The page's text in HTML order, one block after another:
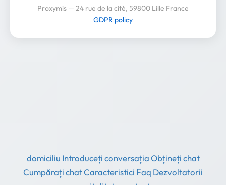
Proxymis — 24 rue de la cité, 59800 Lille France
GDPR policy
domiciliu Introduceți conversațiaObțineți chat
Cumpărați chatCaracteristici Faq Dezvoltatorii